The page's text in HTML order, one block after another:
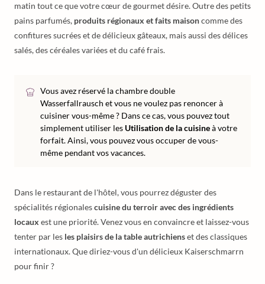
matin tout ce que votre cœur de gourmet désire. Outre des petits
pains parfumés, produits régionaux et faits maisoncomme des
confitures sucrées et de délicieux gâteaux, mais aussi des délices
salés, des céréales variées et du café frais.
Vous avez réservé la chambre double
Wasserfallrausch et vous ne voulez pas renoncer à
cuisiner vous-même ? Dans ce cas, vous pouvez tout
simplement utiliser lesUtilisation de la cuisineà votre
forfait. Ainsi, vous pouvez vous occuper de vous-
même pendant vos vacances.
Dans le restaurant de l'hôtel, vous pourrez déguster des
spécialités régionalescuisine du terroir avec des ingrédients
locaux est une priorité. Venez vous en convaincre et laissez-vous
tenter par les les plaisirs de la table autrichienset des classiques
internationaux. Que diriez-vous d'un délicieux Kaiserschmarrn
pour finir ?